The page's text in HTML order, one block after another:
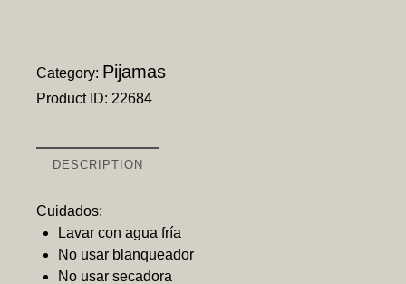
Category: Pijamas
Product ID: 22684
DESCRIPTION
Cuidados:
Lavar con agua fría
No usar blanqueador
No usar secadora